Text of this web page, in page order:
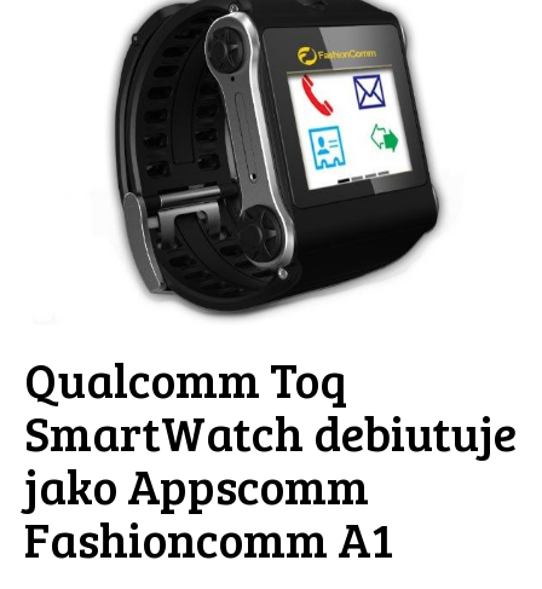
Qualcomm Toq
SmartWatch debiutuje
jako Appscomm
Fashioncomm A1